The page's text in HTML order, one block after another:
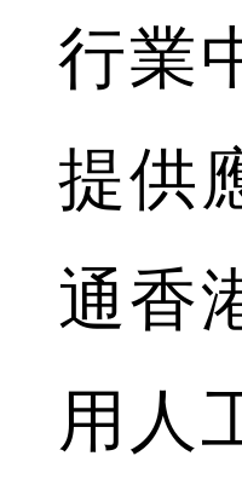
行業
提供
通香
用人